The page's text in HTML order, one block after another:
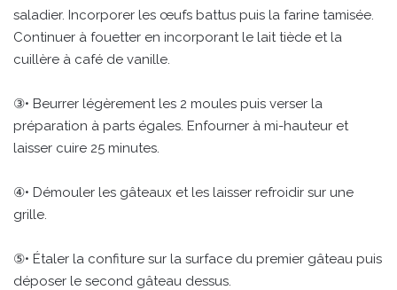
saladier. Incorporer les œufs battus puis la farine tamisée.
Continuer à fouetter en incorporant le lait tiède et la
cuillère à café de vanille.
③• Beurrer légèrement les 2 moules puis verser la
préparation à parts égales. Enfourner à mi-hauteur et
laisser cuire 25 minutes.
④• Démouler les gâteaux et les laisser refroidir sur une
grille.
⑤• Étaler la confiture sur la surface du premier gâteau puis
déposer le second gâteau dessus.